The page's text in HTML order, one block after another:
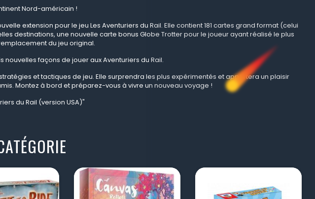
Nord-américain !
extension pour le jeu Les Aventuriers du Rail. Elle contient 181 cartes grand format (celui
destinations, une nouvelle carte bonus Globe Trotter pour le joueur ayant réalisé le plus
du jeu original.
façons de jouer aux Aventuriers du Rail.
et tactiques de jeu. Elle surprendra les plus expérimentés et apportera un plaisir
Montez à bord et préparez-vous à vivre un nouveau voyage !
du Rail (version USA)"